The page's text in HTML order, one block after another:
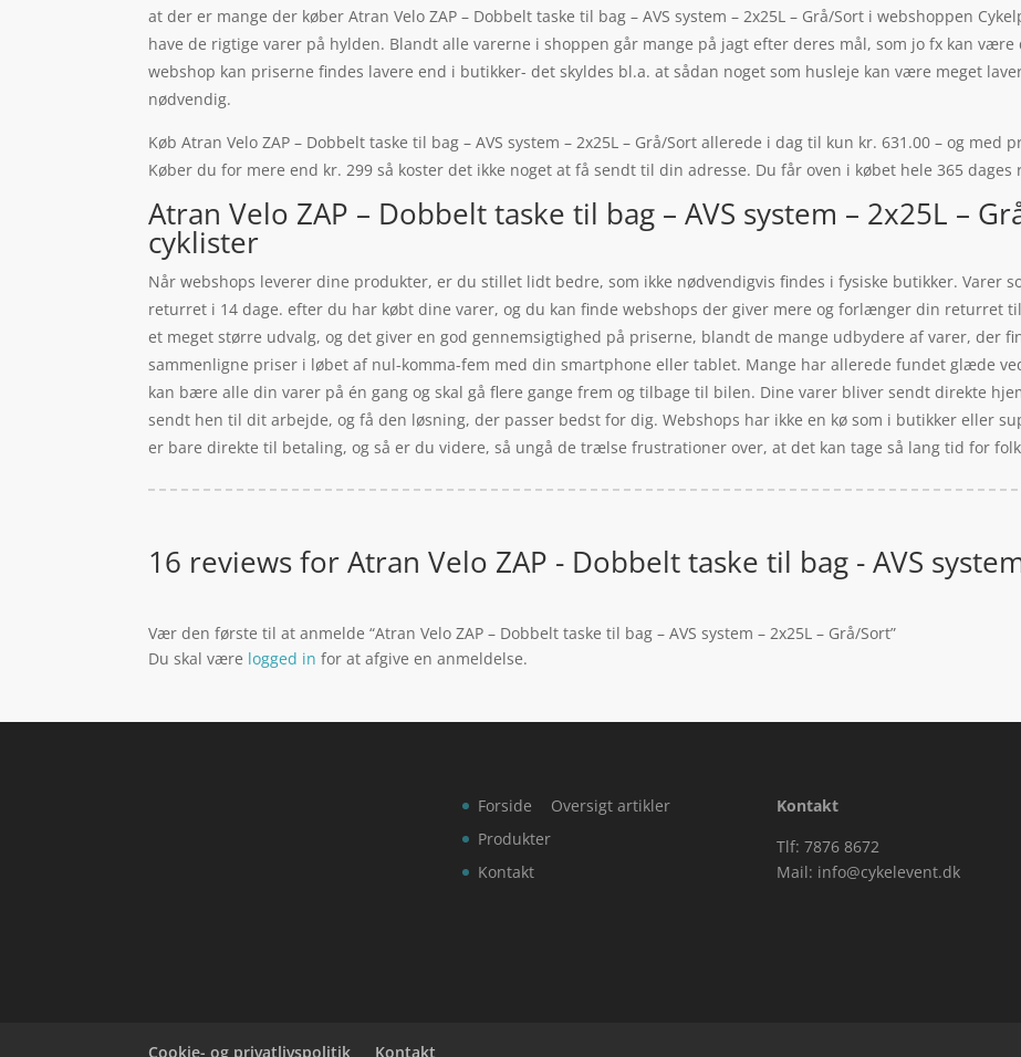
at der er mange der køber Atran Velo ZAP – Dobbelt taske til bag – AVS system – 2x25L – Grå/Sort i webshoppen
have de rigtige varer på hylden. Blandt alle varerne i shoppen går mange på jagt efter deres mål, som jo fx kan
webshop kan priserne findes lavere end i butikker- det skyldes bl.a. at sådan noget som husleje kan være meget
nødvendig.
Køb Atran Velo ZAP – Dobbelt taske til bag – AVS system – 2x25L – Grå/Sort allerede i dag til kun kr. 631.00 – og
Køber du for mere end kr. 299 så koster det ikke noget at få sendt til din adresse. Du får oven i købet hele 365 dages
Atran Velo ZAP – Dobbelt taske til bag – AVS system – 2x25L –
cyklister
Når webshops leverer dine produkter, er du stillet lidt bedre, som ikke nødvendigvis findes i fysiske butikker. Varer
returret i 14 dage. efter du har købt dine varer, og du kan finde webshops der giver mere og forlænger din returret
et meget større udvalg, og det giver en god gennemsigtighed på priserne, blandt de mange udbydere af varer, der
sammenligne priser i løbet af nul-komma-fem med din smartphone eller tablet. Mange har allerede fundet glæde
kan bære alle din varer på én gang og skal gå flere gange frem og tilbage til bilen. Dine varer bliver sendt direkte
sendt hen til dit arbejde, og få den løsning, der passer bedst for dig. Webshops har ikke en kø som i butikker eller
er bare direkte til betaling, og så er du videre, så ungå de trælse frustrationer over, at det kan tage så lang tid for
16 reviews forAtran Velo ZAP - Dobbelt taske til bag - AVS
Vær den første til at anmelde “Atran Velo ZAP – Dobbelt taske til bag – AVS system – 2x25L – Grå/Sort”
Du skal være logged in for at afgive en anmeldelse.
Forside
Produkter
Kontakt
Oversigt artikler
Kontakt
Tlf: 7876 8672
Mail: info@cykelevent.dk
Cookie- og privatlivspolitik Kontakt